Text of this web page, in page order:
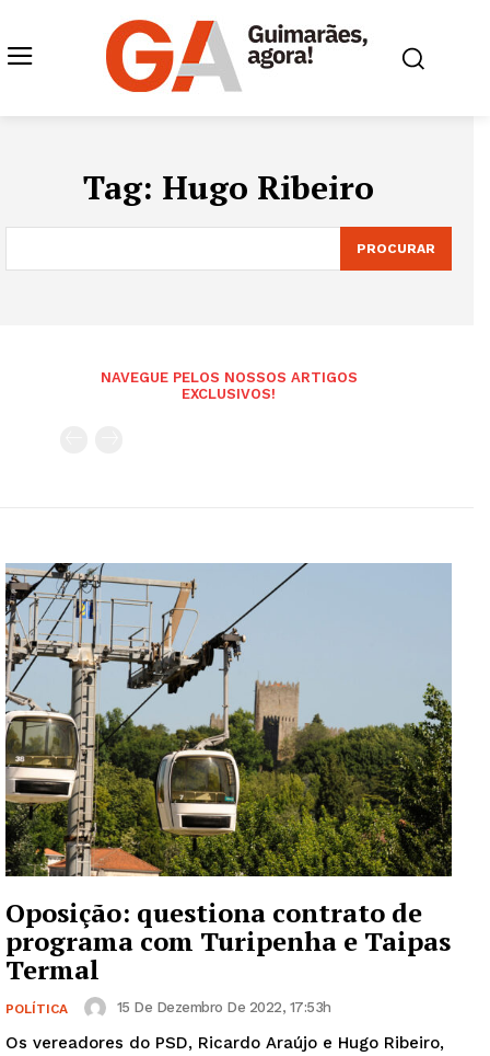
Tag: Hugo Ribeiro
PROCURAR
NAVEGUE PELOS NOSSOS ARTIGOS
EXCLUSIVOS!
Oposição: questiona contrato de
programa com Turipenha e Taipas
Termal
POLÍTICA 15 De Dezembro De 2022, 17:53h
Os vereadores do PSD, Ricardo Araújo e Hugo Ribeiro,